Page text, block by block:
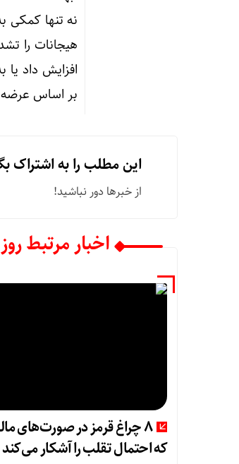
نه تنها کمکی
هیجانات را
افزایش داد
بر اساس
این مطلب را به اشتراک
از خبرها دور نباشید!
اخبار مرتبط روز
8 چراغ قرمز در صورت‌های
که احتمال تقلب را آشکار می‌کند